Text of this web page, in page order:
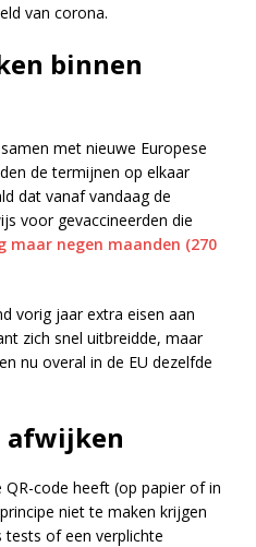
van corona.
binnen
met nieuwe Europese
de termijnen op elkaar
dat vanaf vandaag de
voor gevaccineerden die
maar negen maanden (270
vorig jaar extra eisen aan
zich snel uitbreidde, maar
nu overal in de EU dezelfde
afwijken
code heeft (op papier of in
niet te maken krijgen
of een verplichte